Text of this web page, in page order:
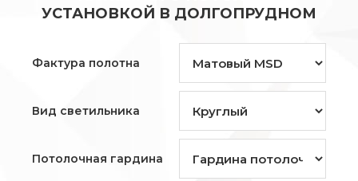
УСТАНОВКОЙ В ДОЛГОПРУДНОМ
Фактура полотна
Вид светильника
Потолочная гардина